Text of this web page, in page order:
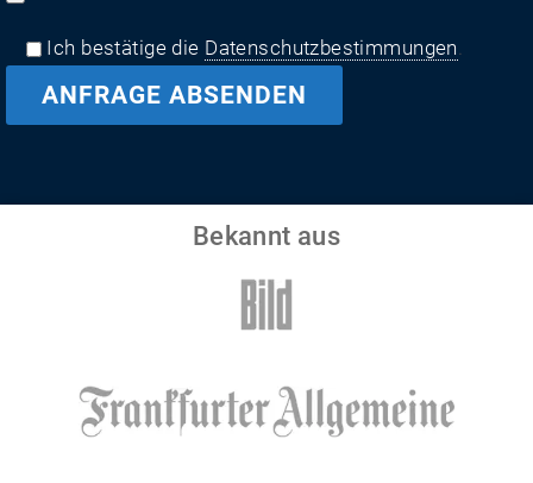
Ich bestätige die Datenschutzbestimmungen
Bekannt aus